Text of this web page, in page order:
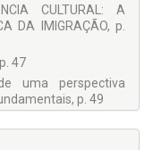
CULTURAL: A
DA IMIGRAÇÃO, p.
47
uma perspectiva
p. 49
cultural, p. 55